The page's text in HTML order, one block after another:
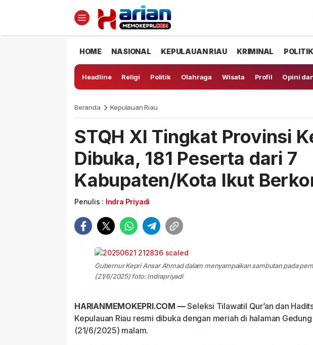
HOME NASIONAL KEPULAUAN RIAU KRIMINAL POLITIK
Headline Religi Politik Olahraga Wisata Profil Opini
Beranda Kepulauan Riau
STQH XI Tingkat Provinsi
Dibuka, 181 Peserta dari 7
Kabupaten/Kota Ikut
Penulis : Indra Priyadi
Gubernur Kepri Ansar Ahmad dalam menyampaikan sambutan pada
(21/6/2025) foto: Indrapriyadi
HARIANMEMOKEPRI.COM —Seleksi Tilawatil Qur’an dan
Kepulauan Riau resmi dibuka dengan meriah di halaman
(21/6/2025) malam.